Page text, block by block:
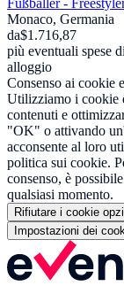
Monaco, Germania
da$1.716,87
più eventuali spese
alloggio
Consenso ai cookie
Utilizziamo i cookie
contenuti e
"OK" o attivando
acconsente al loro
politica sui cookie.
consenso, è
qualsiasi momento.
Rifiutare i cookie
Impostazioni dei